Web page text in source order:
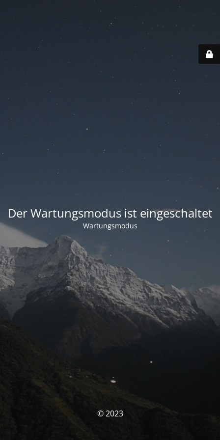
Der Wartungsmodus ist eingeschaltet
Wartungsmodus
© 2023